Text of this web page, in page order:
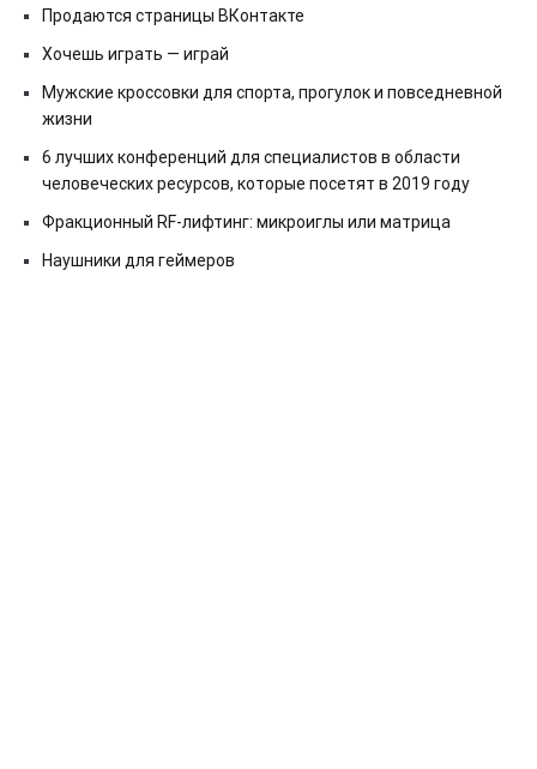
Продаются страницы ВКонтакте
Хочешь играть — играй
Мужские кроссовки для спорта, прогулок и повседневной
жизни
6 лучших конференций для специалистов в области
человеческих ресурсов, которые посетят в 2019 году
Фракционный RF-лифтинг: микроиглы или матрица
Наушники для геймеров